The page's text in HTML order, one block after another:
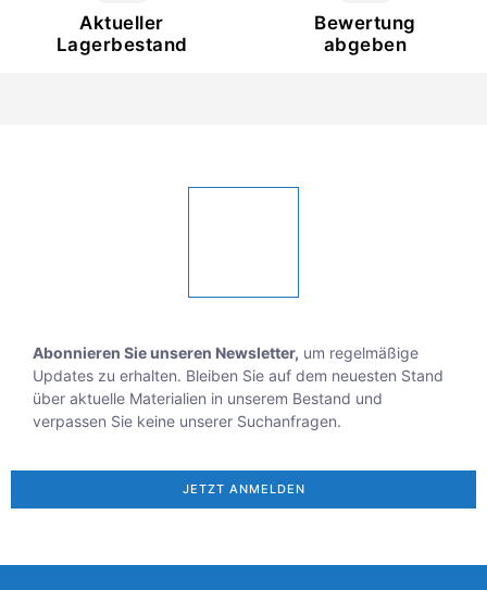
Aktueller
Lagerbestand
Bewertung
abgeben
Abonnieren Sie unseren Newsletter, um regelmäßige
Updates zu erhalten. Bleiben Sie auf dem neuesten Stand
über aktuelle Materialien in unserem Bestand und
verpassen Sie keine unserer Suchanfragen.
JETZT ANMELDEN